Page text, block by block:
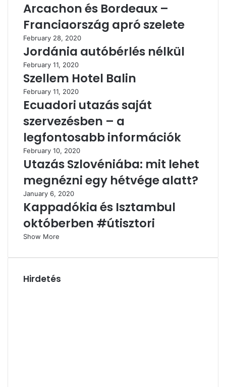
Arcachon és Bordeaux –
Franciaország apró szelete
February 28, 2020
Jordánia autóbérlés nélkül
February 11, 2020
Szellem Hotel Balin
February 11, 2020
Ecuadori utazás saját
szervezésben – a
legfontosabb információk
February 10, 2020
Utazás Szlovéniába: mit lehet
megnézni egy hétvége alatt?
January 6, 2020
Kappadókia és Isztambul
októberben #útisztori
Show More
Hirdetés